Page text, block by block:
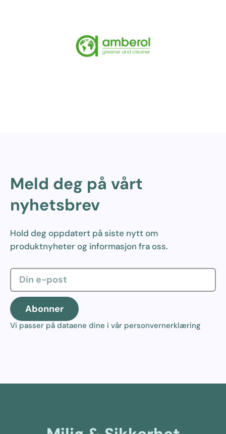
Meld deg på vårt
nyhetsbrev
Hold deg oppdatert på siste nytt om
produktnyheter og informasjon fra oss.
Abonner
Vi passer på dataene dine i vår personvernerklæring